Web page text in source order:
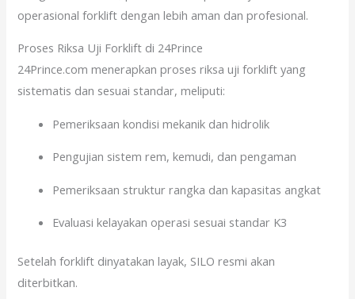
operasional forklift dengan lebih aman dan profesional.
Proses Riksa Uji Forklift di 24Prince
24Prince.com menerapkan proses riksa uji forklift yang
sistematis dan sesuai standar, meliputi:
Pemeriksaan kondisi mekanik dan hidrolik
Pengujian sistem rem, kemudi, dan pengaman
Pemeriksaan struktur rangka dan kapasitas angkat
Evaluasi kelayakan operasi sesuai standar K3
Setelah forklift dinyatakan layak, SILO resmi akan
diterbitkan.